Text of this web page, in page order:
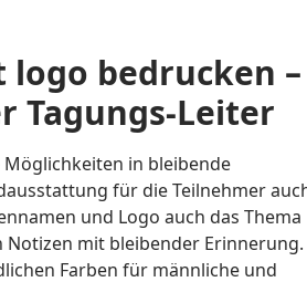
bedrucken –
Tagungs-Leiter
in bleibende
für die Teilnehmer
und Logo auch das Thema
Notizen mit bleibender Erinnerung.
Farben für männliche und